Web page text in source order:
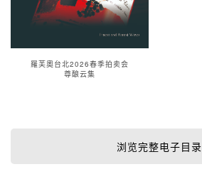
羅芙奧台北2026春季拍卖会
尊酿云集
浏览完整电子目录